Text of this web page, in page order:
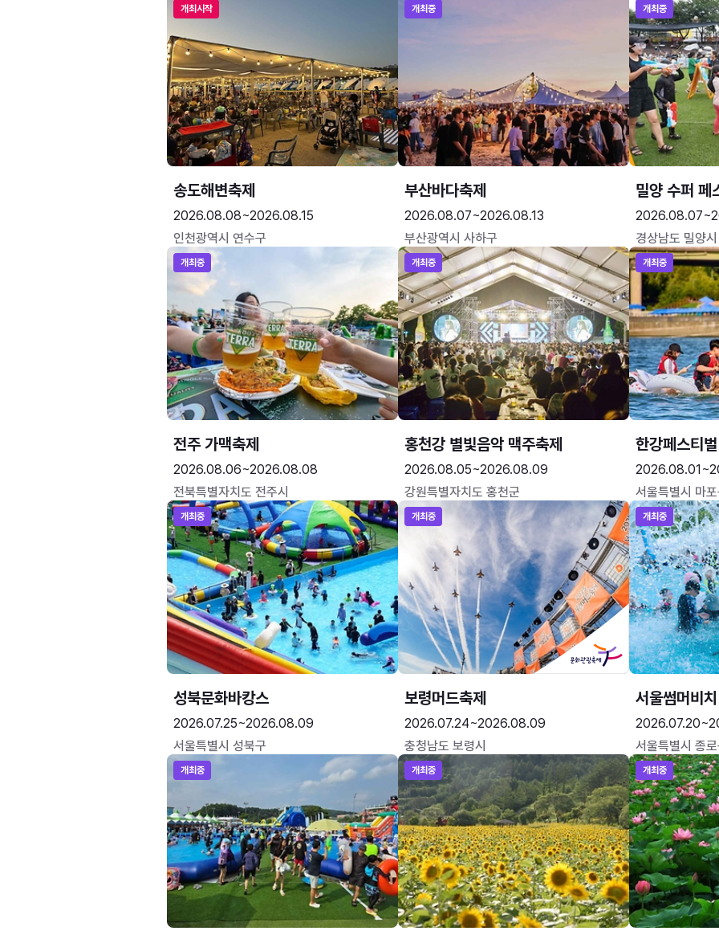
개최시작
송도해변축제
2026.08.08~2026.08.15
인천광역시 연수구
개최중
부산바다축제
2026.08.07~2026.08.13
부산광역시 사하구
개최중
밀양 수퍼 페
경상남도 밀양시
개최중
전주 가맥축제
2026.08.06~2026.08.08
전북특별자치도 전주시
개최중
홍천강 별빛음악 맥주축제
2026.08.05~2026.08.09
강원특별자치도 홍천군
개최중
한강페스티벌
서울특별시 마
개최중
성북문화바캉스
2026.07.25~2026.08.09
서울특별시 성북구
개최중
보령머드축제
2026.07.24~2026.08.09
충청남도 보령시
개최중
서울썸머비치
서울특별시 종
개최중 개최중 개최중